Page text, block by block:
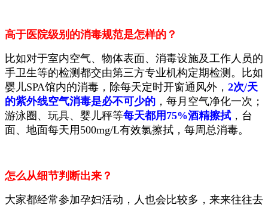
高于医院级别的消毒规范是怎样的？
比如对于室内空气、物体表面、消毒设施及工作人员的
手卫生等的检测都交由第三方专业机构定期检测。比如
婴儿SPA馆内的消毒，除每天定时开窗通风外， 2次/天
的紫外线空气消毒是必不可少的 ，每月空气净化一次；
游泳圈、玩具、婴儿秤等每天都用75%酒精擦拭，台
面、地面每天用500mg/L有效氯擦拭，每周总消毒。
怎么从细节判断出来？
大家都经常参加孕妇活动，人也会 比较多，来来往往去